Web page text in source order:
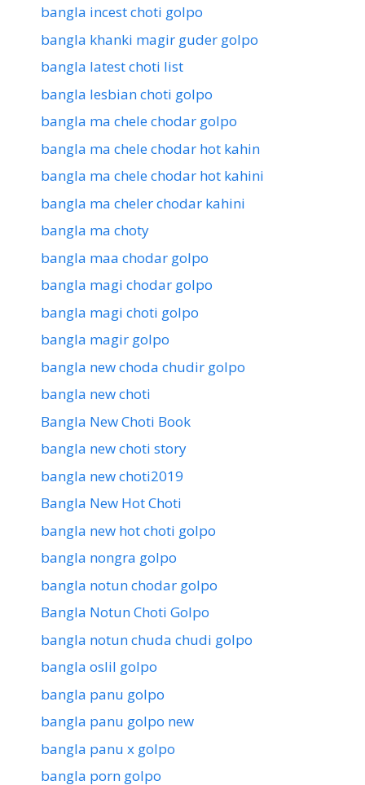
bangla incest choti golpo
bangla khanki magir guder golpo
bangla latest choti list
bangla lesbian choti golpo
bangla ma chele chodar golpo
bangla ma chele chodar hot kahin
bangla ma chele chodar hot kahini
bangla ma cheler chodar kahini
bangla ma choty
bangla maa chodar golpo
bangla magi chodar golpo
bangla magi choti golpo
bangla magir golpo
bangla new choda chudir golpo
bangla new choti
Bangla New Choti Book
bangla new choti story
bangla new choti2019
Bangla New Hot Choti
bangla new hot choti golpo
bangla nongra golpo
bangla notun chodar golpo
Bangla Notun Choti Golpo
bangla notun chuda chudi golpo
bangla oslil golpo
bangla panu golpo
bangla panu golpo new
bangla panu x golpo
bangla porn golpo